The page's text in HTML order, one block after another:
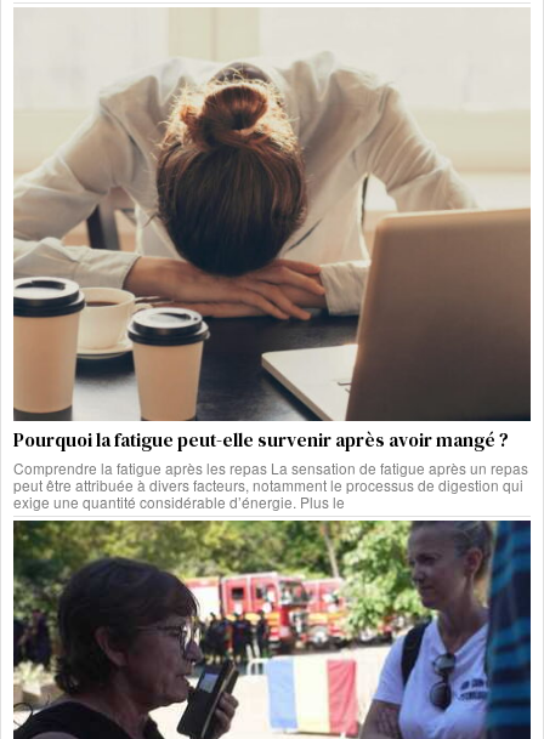
Pourquoi la fatigue peut-elle survenir après avoir mangé ?
Comprendre la fatigue après les repas La sensation de fatigue après un repas
peut être attribuée à divers facteurs, notamment le processus de digestion qui
exige une quantité considérable d’énergie. Plus le